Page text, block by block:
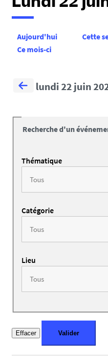
Lundi 22
Aujourd'hui
Cette
Ce mois-ci
lundi 22 juin
Recherche d'un
Thématique
Catégorie
Lieu